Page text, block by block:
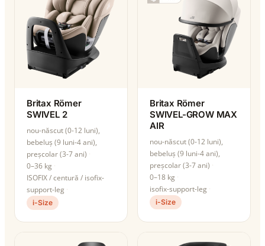
Britax Römer
SWIVEL 2
nou-născut (0-12 luni),
bebeluș (9 luni-4 ani),
preșcolar (3-7 ani)
0–36 kg
ISOFIX / centură / isofix-
support-leg
i-Size
Britax Römer
SWIVEL-GROW MAX
AIR
nou-născut (0-12 luni),
bebeluș (9 luni-4 ani),
preșcolar (3-7 ani)
0–18 kg
isofix-support-leg
i-Size